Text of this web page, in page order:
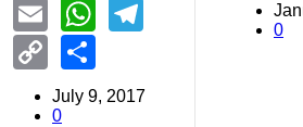
EmailWhatsApp
Telegram
Copy
Link
July 9, 2017
0
0